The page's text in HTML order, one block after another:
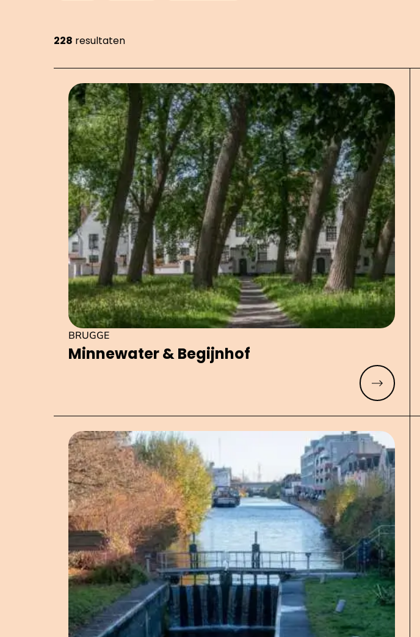
228 resultaten
OVERZICHT
Minnewater & Begijnhof
BRUGGE
Meer lezen